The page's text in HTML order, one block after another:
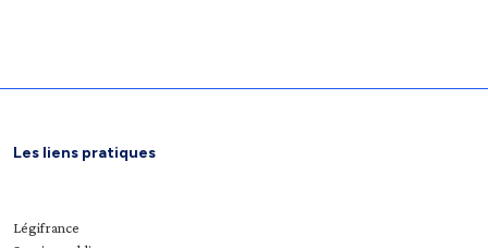
Les liens pratiques
Légifrance